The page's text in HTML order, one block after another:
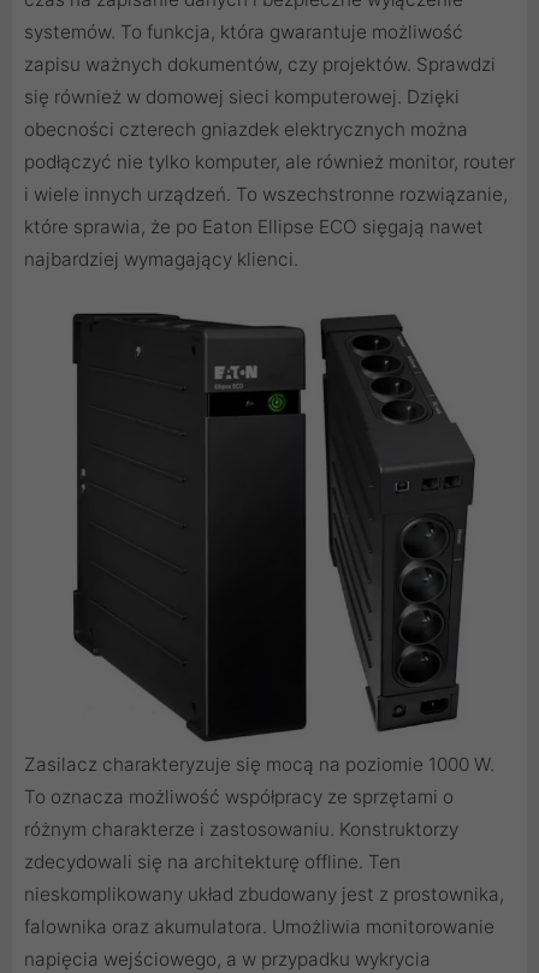
systemów. To funkcja, która gwarantuje możliwość
zapisu ważnych dokumentów, czy projektów. Sprawdzi
się również w domowej sieci komputerowej. Dzięki
obecności czterech gniazdek elektrycznych można
podłączyć nie tylko komputer, ale również monitor, router
i wiele innych urządzeń. To wszechstronne rozwiązanie,
które sprawia, że po Eaton Ellipse ECO sięgają nawet
najbardziej wymagający klienci.
Zasilacz charakteryzuje się mocą na poziomie 1000 W.
To oznacza możliwość współpracy ze sprzętami o
różnym charakterze i zastosowaniu. Konstruktorzy
zdecydowali się na architekturę offline. Ten
nieskomplikowany układ zbudowany jest z prostownika,
falownika oraz akumulatora. Umożliwia monitorowanie
napięcia wejściowego, a w przypadku wykrycia